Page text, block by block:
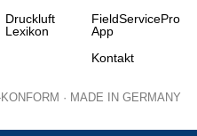
Druckluft
Lexikon
FieldServicePro
App
Kontakt
· MADE IN GERMANY